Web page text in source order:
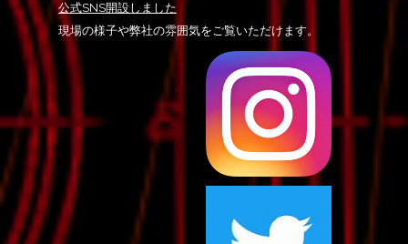
公式SNS開設しました
現場の様子や弊社の雰囲気をご覧いただけます。